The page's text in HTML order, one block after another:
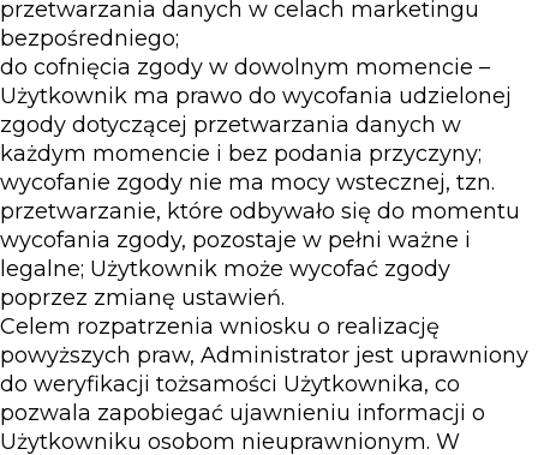
przetwarzania danych w celach marketingu
bezpośredniego;
do cofnięcia zgody w dowolnym momencie –
Użytkownik ma prawo do wycofania udzielonej
zgody dotyczącej przetwarzania danych w
każdym momencie i bez podania przyczyny;
wycofanie zgody nie ma mocy wstecznej, tzn.
przetwarzanie, które odbywało się do momentu
wycofania zgody, pozostaje w pełni ważne i
legalne; Użytkownik może wycofać zgody
poprzez zmianę ustawień.
Celem rozpatrzenia wniosku o realizację
powyższych praw, Administrator jest uprawniony
do weryfikacji tożsamości Użytkownika, co
pozwala zapobiegać ujawnieniu informacji o
Użytkowniku osobom nieuprawnionym. W